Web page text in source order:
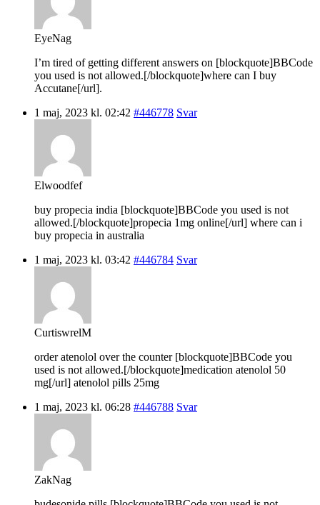
EyeNag
I’m tired of getting different answers on [blockquote]BBCode
you used is not allowed.[/blockquote]where can I buy
Accutane[/url].
1 maj, 2023 kl. 02:42 #446778 Svar
Elwoodfef
buy propecia india [blockquote]BBCode you used is not
allowed.[/blockquote]propecia 1mg online[/url] where can i
buy propecia in australia
1 maj, 2023 kl. 03:42 #446784 Svar
CurtiswrelM
order atenolol over the counter [blockquote]BBCode you
used is not allowed.[/blockquote]medication atenolol 50
mg[/url] atenolol pills 25mg
1 maj, 2023 kl. 06:28 #446788 Svar
ZakNag